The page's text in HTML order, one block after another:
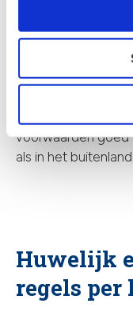
Je verhuist na
alsnog
recht opstellen.
Onze notarissen
voorwaarden goed
als in het buitenland.
Huwelijk
regels per